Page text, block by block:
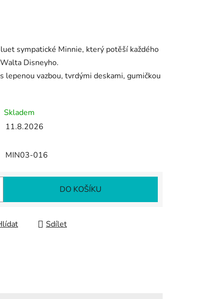
sympatické Minnie, který potěší každého
Disneyho.
lepenou vazbou, tvrdými deskami, gumičkou
Skladem
11.8.2026
MIN03-016
DO KOŠÍKU
Sdílet